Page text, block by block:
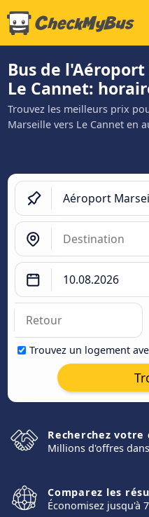
Bus de
Le Cannet:
Trouvez les meilleurs prix
Marseille vers Le Cannet en
Trouvez un logement
Recherchez
Millions d'offres
Comparez les
Économisez jusqu'à